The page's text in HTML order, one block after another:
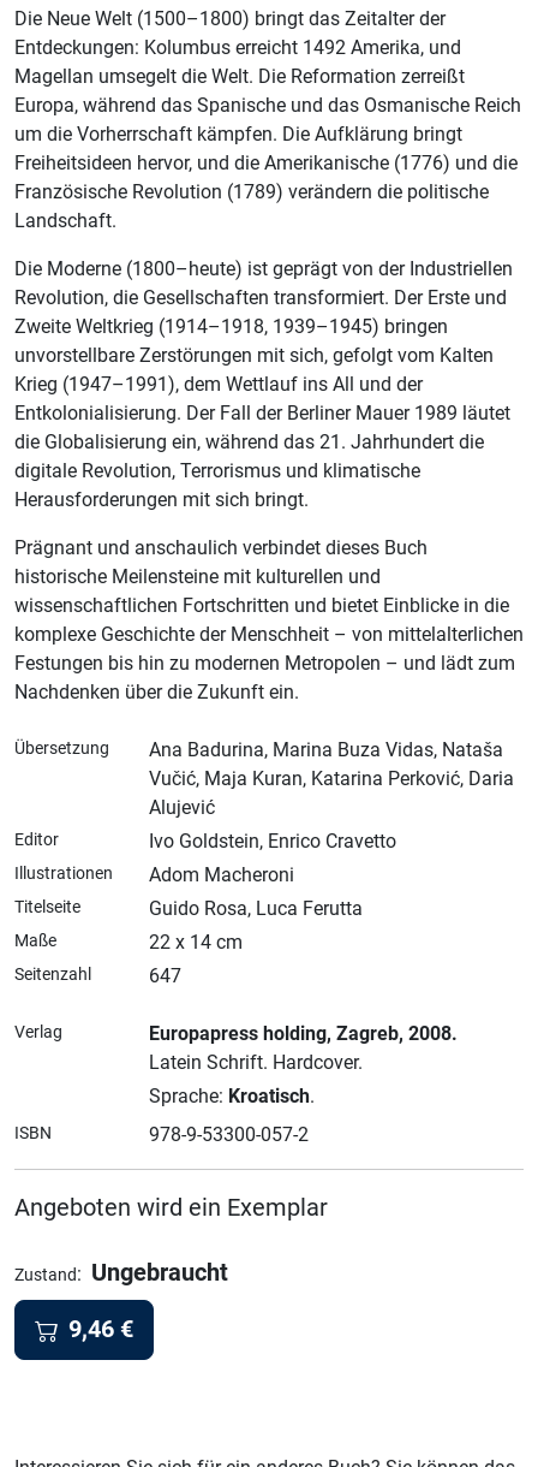
Die Neue Welt (1500–1800) bringt das Zeitalter der
Entdeckungen: Kolumbus erreicht 1492 Amerika, und
Magellan umsegelt die Welt. Die Reformation zerreißt
Europa, während das Spanische und das Osmanische Reich
um die Vorherrschaft kämpfen. Die Aufklärung bringt
Freiheitsideen hervor, und die Amerikanische (1776) und die
Französische Revolution (1789) verändern die politische
Landschaft.
Die Moderne (1800–heute) ist geprägt von der Industriellen
Revolution, die Gesellschaften transformiert. Der Erste und
Zweite Weltkrieg (1914–1918, 1939–1945) bringen
unvorstellbare Zerstörungen mit sich, gefolgt vom Kalten
Krieg (1947–1991), dem Wettlauf ins All und der
Entkolonialisierung. Der Fall der Berliner Mauer 1989 läutet
die Globalisierung ein, während das 21. Jahrhundert die
digitale Revolution, Terrorismus und klimatische
Herausforderungen mit sich bringt.
Prägnant und anschaulich verbindet dieses Buch
historische Meilensteine mit kulturellen und
wissenschaftlichen Fortschritten und bietet Einblicke in die
komplexe Geschichte der Menschheit – von mittelalterlichen
Festungen bis hin zu modernen Metropolen – und lädt zum
Nachdenken über die Zukunft ein.
Übersetzung
Ana Badurina, Marina Buza Vidas, Nataša
Vučić, Maja Kuran, Katarina Perković, Daria
Alujević
Editor Ivo Goldstein, Enrico Cravetto
Illustrationen Adom Macheroni
Titelseite Guido Rosa, Luca Ferutta
Maße 22 x 14 cm
Seitenzahl 647
Verlag Europapress holding, Zagreb, 2008.
Latein Schrift. Hardcover.
Sprache: Kroatisch.
ISBN 978-9-53300-057-2
Angeboten wird ein Exemplar
Zustand: Ungebraucht
9,46 €